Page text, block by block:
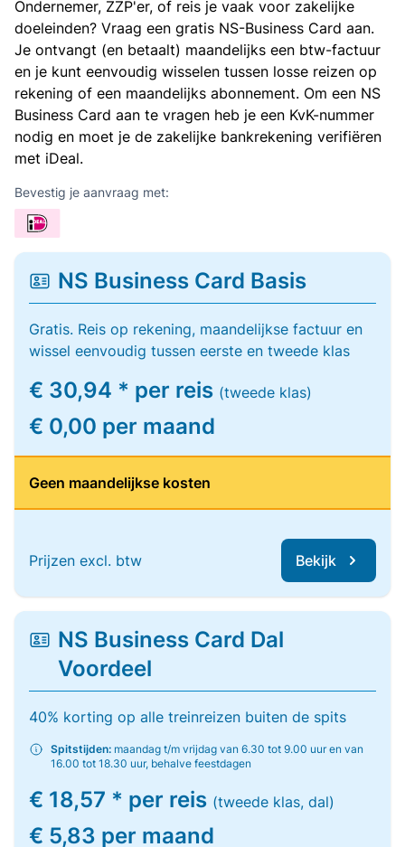
Ondernemer, ZZP'er, of reis je vaak voor zakelijke
doeleinden? Vraag een gratis NS-Business Card aan.
Je ontvangt (en betaalt) maandelijks een btw-factuur
en je kunt eenvoudig wisselen tussen losse reizen op
rekening of een maandelijks abonnement. Om een NS
Business Card aan te vragen heb je een KvK-nummer
nodig en moet je de zakelijke bankrekening verifiëren
met iDeal.
Bevestig je aanvraag met:
NS Business Card Basis
Gratis. Reis op rekening, maandelijkse factuur en
wissel eenvoudig tussen eerste en tweede klas
€ 30,94 * per reis (tweede klas)
€ 0,00 per maand
Geen maandelijkse kosten
Prijzen excl. btw Bekijk
NS Business Card Dal
Voordeel
40% korting op alle treinreizen buiten de spits
Spitstijden: maandag t/m vrijdag van 6.30 tot 9.00 uur en van
16.00 tot 18.30 uur, behalve feestdagen
€ 18,57 * per reis (tweede klas, dal)
€ 5,83 per maand